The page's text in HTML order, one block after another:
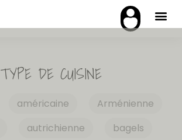
TYPE DE CUISINE
américaine
Arménienne
autrichienne
bagels